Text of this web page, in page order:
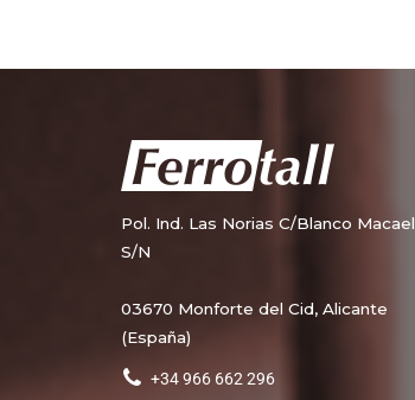
Pol. Ind. Las Norias C/Blanco Macael
S/N
03670 Monforte del Cid, Alicante
(España)
+34 966 662 296